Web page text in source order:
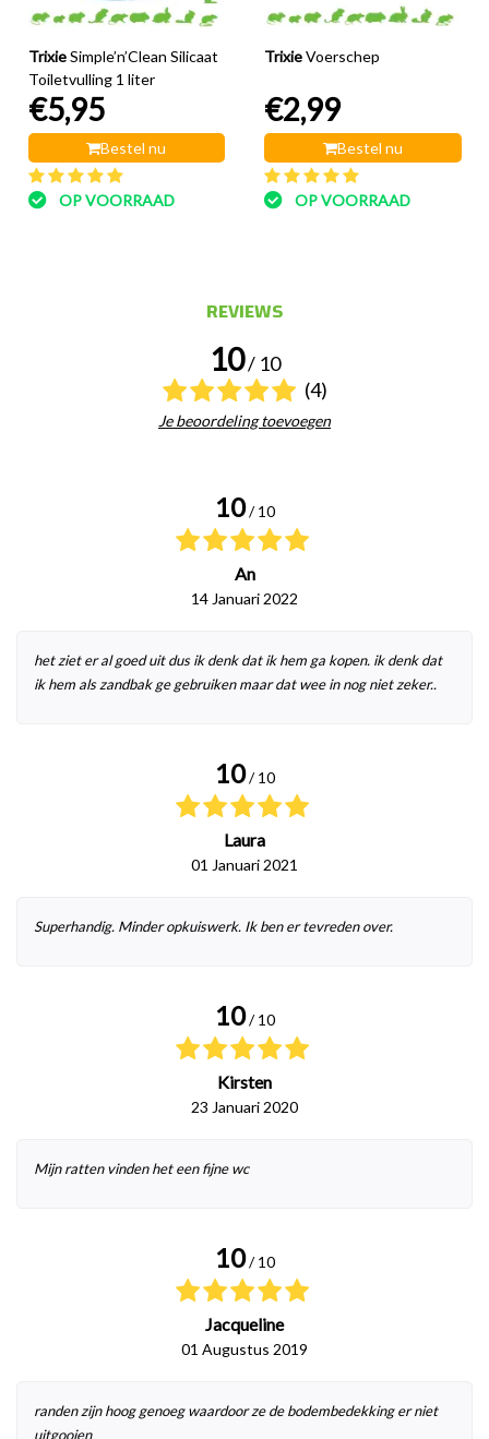
Trixie Simple’n’Clean Silicaat
Toiletvulling 1 liter
€5,95
Bestel nu
OP VOORRAAD
TrixieVoerschep
€2,99
Bestel nu
OP VOORRAAD
REVIEWS
10/ 10
(4)
Je beoordeling toevoegen
10 / 10
An
14 Januari 2022
het ziet er al goed uit dus ik denk dat ik hem ga kopen. ik denk dat
ik hem als zandbak ge gebruiken maar dat wee in nog niet zeker..
10 / 10
Laura
01 Januari 2021
Superhandig. Minder opkuiswerk. Ik ben er tevreden over.
10 / 10
Kirsten
23 Januari 2020
Mijn ratten vinden het een fijne wc
10 / 10
Jacqueline
01 Augustus 2019
randen zijn hoog genoeg waardoor ze de bodembedekking er niet
uitgooien